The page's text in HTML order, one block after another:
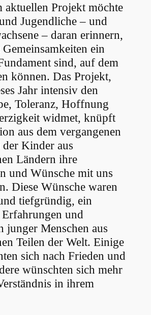
aktuellen Projekt möchte
Jugendliche – und
– daran erinnern,
Gemeinsamkeiten ein
sind, auf dem
können. Das Projekt,
Jahr intensiv den
Toleranz, Hoffnung
widmet, knüpft
aus dem vergangenen
der Kinder aus
Ländern ihre
und Wünsche mit uns
Diese Wünsche waren
tiefgründig, ein
und
junger Menschen aus
Teilen der Welt. Einige
sich nach Frieden und
wünschten sich mehr
in ihrem